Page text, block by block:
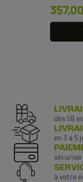
dès 59
en 3 à 5
sécurisé
à votre